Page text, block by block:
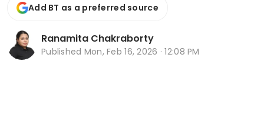
Add BT as a preferred source
Ranamita Chakraborty
Published Mon, Feb 16, 2026 · 12:08 PM